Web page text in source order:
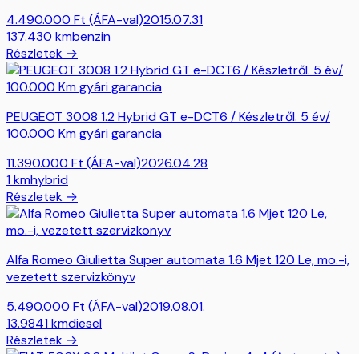
4.490.000 Ft (ÁFA-val)2015.07.31
137.430 kmbenzin
Részletek →
PEUGEOT 3008 1.2 Hybrid GT e-DCT6 / Készletről. 5 év/
100.000 Km gyári garancia
11.390.000 Ft (ÁFA-val)2026.04.28
1kmhybrid
Részletek →
Alfa Romeo Giulietta Super automata 1.6 Mjet 120 Le, mo.-i,
vezetett szervizkönyv
5.490.000 Ft (ÁFA-val)2019.08.01.
13.9841kmdiesel
Részletek →